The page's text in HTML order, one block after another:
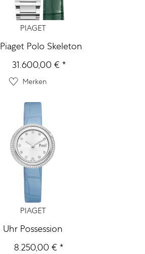
PIAGET
Polo Skeleton
31.600,00 € *
Merken
PIAGET
Uhr Possession
8.250,00 € *